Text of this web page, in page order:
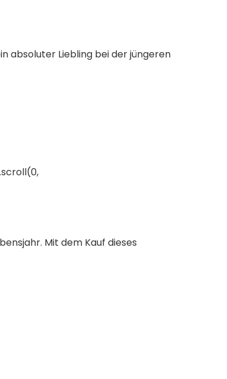
absoluter Liebling bei der jüngeren
Mit dem Kauf dieses